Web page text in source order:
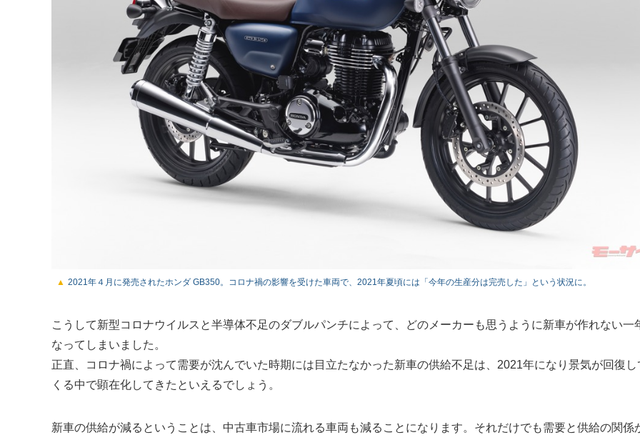
2021年４月に発売されたホンダ GB350。コロナ禍の影響を受けた車両で、2021年夏頃には「今年の生産分は完売した」という状況に。
こうして新型コロナウイルスと半導体不足のダブルパンチによって、どのメーカーも思うように新車が作れない一
なってしまいました。
正直、コロナ禍によって需要が沈んでいた時期には目立たなかった新車の供給不足は、2021年になり景気が回復し
くる中で顕在化してきたといえるでしょう。
新車の供給が減るということは、中古車市場に流れる車両も減ることになります。それだけでも需要と供給の関係